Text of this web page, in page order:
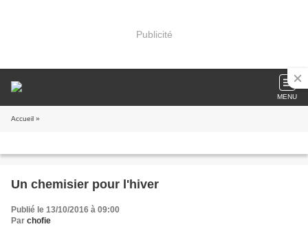
Publicité
MENU
Accueil »
Un chemisier pour l'hiver
Publié le 13/10/2016 à 09:00
Par chofie